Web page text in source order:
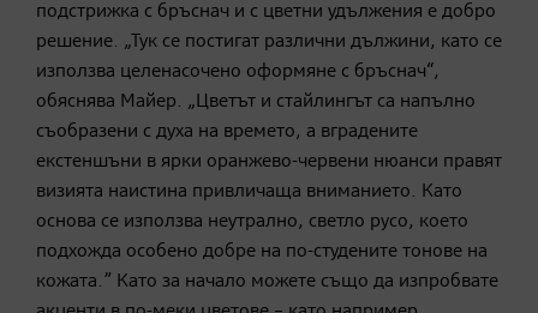
подстрижка с бръснач и с цветни удължения е добро
решение. „Тук се постигат различни дължини, като се
използва целенасочено оформяне с бръснач“,
обяснява Майер. „Цветът и стайлингът са напълно
съобразени с духа на времето, а вградените
екстеншъни в ярки оранжево-червени нюанси правят
визията наистина привличаща вниманието. Като
основа се използва неутрално, светло русо, което
подхожда особено добре на по-студените тонове на
кожата.” Като за начало можете също да изпробвате